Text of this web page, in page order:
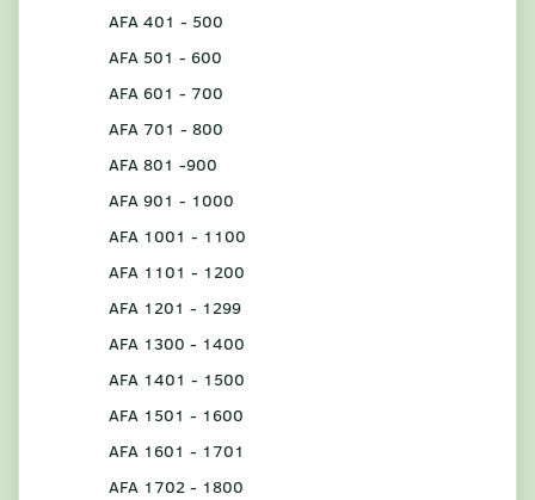
AFA 401 - 500
AFA 501 - 600
AFA 601 - 700
AFA 701 - 800
AFA 801 -900
AFA 901 - 1000
AFA 1001 - 1100
AFA 1101 - 1200
AFA 1201 - 1299
AFA 1300 - 1400
AFA 1401 - 1500
AFA 1501 - 1600
AFA 1601 - 1701
AFA 1702 - 1800